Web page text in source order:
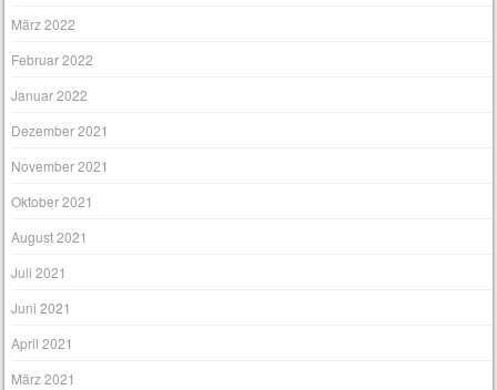
März 2022
Februar 2022
Januar 2022
Dezember 2021
November 2021
Oktober 2021
August 2021
Juli 2021
Juni 2021
April 2021
März 2021